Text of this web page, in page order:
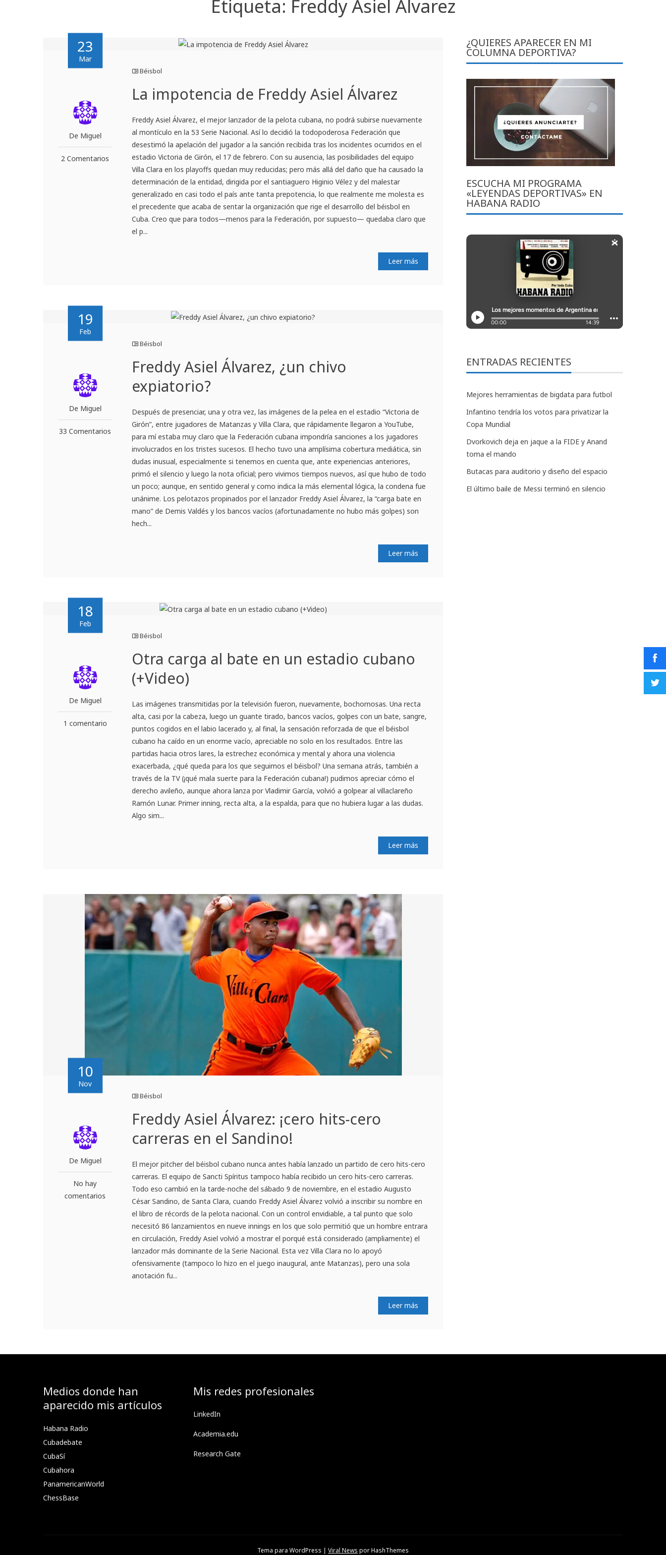
Etiqueta: Freddy Asiel Álvarez
23
Mar
De Miguel
2 Comentarios
Béisbol
La impotencia de Freddy Asiel Álvarez
Freddy Asiel Álvarez, el mejor lanzador de la pelota cubana, no podrá subirse nuevamente
al montículo en la 53 Serie Nacional. Así lo decidió la todopoderosa Federación que
desestimó la apelación del jugador a la sanción recibida tras los incidentes ocurridos en el
estadio Victoria de Girón, el 17 de febrero. Con su ausencia, las posibilidades del equipo
Villa Clara en los playoffs quedan muy reducidas; pero más allá del daño que ha causado la
determinación de la entidad, dirigida por el santiaguero Higinio Vélez y del malestar
generalizado en casi todo el país ante tanta prepotencia, lo que realmente me molesta es
el precedente que acaba de sentar la organización que rige el desarrollo del béisbol en
Cuba. Creo que para todos—menos para la Federación, por supuesto— quedaba claro que
el p...
Leer más
19
Feb
De Miguel
33 Comentarios
Béisbol
Freddy Asiel Álvarez, ¿un chivo
expiatorio?
Después de presenciar, una y otra vez, las imágenes de la pelea en el estadio “Victoria de
Girón”, entre jugadores de Matanzas y Villa Clara, que rápidamente llegaron a YouTube,
para mí estaba muy claro que la Federación cubana impondría sanciones a los jugadores
involucrados en los tristes sucesos. El hecho tuvo una amplísima cobertura mediática, sin
dudas inusual, especialmente si tenemos en cuenta que, ante experiencias anteriores,
primó el silencio y luego la nota oficial; pero vivimos tiempos nuevos, así que hubo de todo
un poco; aunque, en sentido general y como indica la más elemental lógica, la condena fue
unánime. Los pelotazos propinados por el lanzador Freddy Asiel Álvarez, la “carga bate en
mano” de Demis Valdés y los bancos vacíos (afortunadamente no hubo más golpes) son
hech...
Leer más
18
Feb
De Miguel
1 comentario
Béisbol
Otra carga al bate en un estadio cubano
(+Video)
Las imágenes transmitidas por la televisión fueron, nuevamente, bochornosas. Una recta
alta, casi por la cabeza, luego un guante tirado, bancos vacíos, golpes con un bate, sangre,
puntos cogidos en el labio lacerado y, al final, la sensación reforzada de que el béisbol
cubano ha caído en un enorme vacío, apreciable no solo en los resultados. Entre las
partidas hacia otros lares, la estrechez económica y mental y ahora una violencia
exacerbada, ¿qué queda para los que seguimos el béisbol? Una semana atrás, también a
través de la TV (¡qué mala suerte para la Federación cubana!) pudimos apreciar cómo el
derecho avileño, aunque ahora lanza por Vladimir García, volvió a golpear al villaclareño
Ramón Lunar. Primer inning, recta alta, a la espalda, para que no hubiera lugar a las dudas.
Algo sim...
Leer más
10
Nov
De Miguel
No hay
comentarios
Béisbol
Freddy Asiel Álvarez: ¡cero hits-cero
carreras en el Sandino!
El mejor pitcher del béisbol cubano nunca antes había lanzado un partido de cero hits-cero
carreras. El equipo de Sancti Spíritus tampoco había recibido un cero hits-cero carreras.
Todo eso cambió en la tarde-noche del sábado 9 de noviembre, en el estadio Augusto
César Sandino, de Santa Clara, cuando Freddy Asiel Álvarez volvió a inscribir su nombre en
el libro de récords de la pelota nacional. Con un control envidiable, a tal punto que solo
necesitó 86 lanzamientos en nueve innings en los que solo permitió que un hombre entrara
en circulación, Freddy Asiel volvió a mostrar el porqué está considerado (ampliamente) el
lanzador más dominante de la Serie Nacional. Esta vez Villa Clara no lo apoyó
ofensivamente (tampoco lo hizo en el juego inaugural, ante Matanzas), pero una sola
anotación fu...
Leer más
¿QUIERES APARECER EN MI
COLUMNA DEPORTIVA?
ESCUCHA MI PROGRAMA
«LEYENDAS DEPORTIVAS» EN
HABANA RADIO
ENTRADAS RECIENTES
Mejores herramientas de bigdata para futbol
Infantino tendría los votos para privatizar la
Copa Mundial
Dvorkovich deja en jaque a la FIDE y Anand
toma el mando
Butacas para auditorio y diseño del espacio
El último baile de Messi terminó en silencio
Medios donde han
aparecido mis artículos
Habana Radio
Cubadebate
CubaSí
Cubahora
PanamericanWorld
ChessBase
Mis redes profesionales
LinkedIn
Academia.edu
Research Gate
Tema para WordPress | Viral News por HashThemes